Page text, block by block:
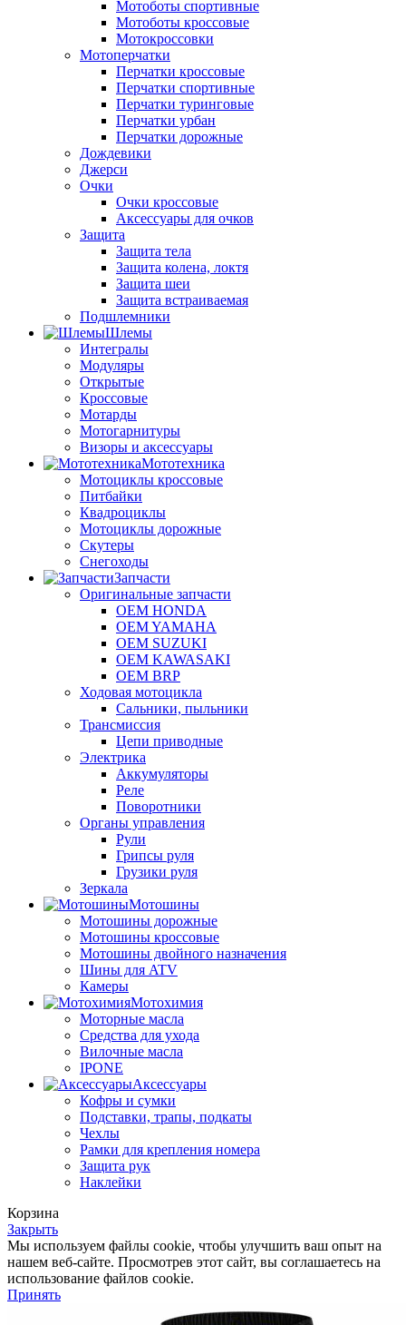
Мотоботы спортивные
Мотоботы кроссовые
Мотокроссовки
Мотоперчатки
Перчатки кроссовые
Перчатки спортивные
Перчатки туринговые
Перчатки урбан
Перчатки дорожные
Дождевики
Джерси
Очки
Очки кроссовые
Аксессуары для очков
Защита
Защита тела
Защита колена, локтя
Защита шеи
Защита встраиваемая
Подшлемники
Шлемы
Интегралы
Модуляры
Открытые
Кроссовые
Мотарды
Мотогарнитуры
Визоры и аксессуары
Мототехника
Мотоциклы кроссовые
Питбайки
Квадроциклы
Мотоциклы дорожные
Скутеры
Снегоходы
Запчасти
Оригинальные запчасти
OEM HONDA
OEM YAMAHA
OEM SUZUKI
OEM KAWASAKI
OEM BRP
Ходовая мотоцикла
Сальники, пыльники
Трансмиссия
Цепи приводные
Электрика
Аккумуляторы
Реле
Поворотники
Органы управления
Рули
Грипсы руля
Грузики руля
Зеркала
Мотошины
Мотошины дорожные
Мотошины кроссовые
Мотошины двойного назначения
Шины для ATV
Камеры
Мотохимия
Моторные масла
Средства для ухода
Вилочные масла
IPONE
Аксессуары
Кофры и сумки
Подставки, трапы, подкаты
Чехлы
Рамки для крепления номера
Защита рук
Наклейки
Корзина
Закрыть
Мы используем файлы cookie, чтобы улучшить ваш опыт на
нашем веб-сайте. Просмотрев этот сайт, вы соглашаетесь на
использование файлов cookie.
Принять